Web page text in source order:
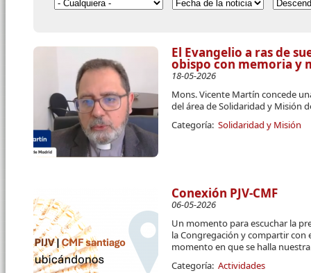
El Evangelio a ras de
obispo con memoria y
18-05-2026
Mons. Vicente Martín concede
del área de Solidaridad y Misión
Categoría: Solidaridad y Misión
Conexión PJV-CMF
06-05-2026
Un momento para escuchar la
la Congregación y compartir con
momento en que se halla
Categoría: Actividades